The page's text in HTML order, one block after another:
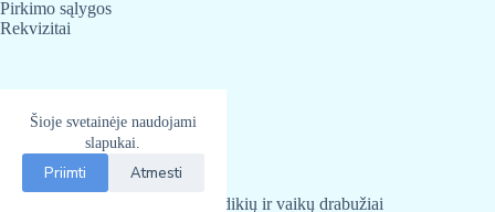
Šioje svetainėje naudojami
slapukai.
Priimti Atmesti
Pirkimo sąlygos
Rekvizitai
Telefonas:
+370 683 25 820
El. paštasinfo@babybear.lt
2026 - Kūdikių ir vaikų drabužiai